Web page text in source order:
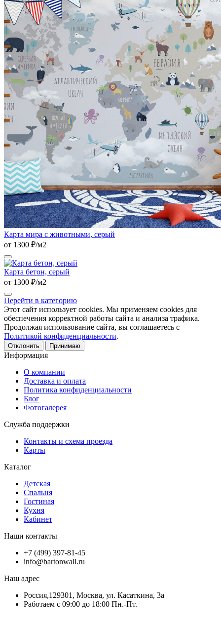
Карта мира с животными, серый
от 1300 ₽/м2
Карта бетон, серый
от 1300 ₽/м2
Перейти в категорию
Этот сайт использует cookies. Мы применяем cookies для
обеспечения корректной работы сайта и анализа трафика.
Продолжая использование сайта, вы соглашаетесь с
Политикой конфиденциальности.
Отклонить Принимаю
Информация
О компании
Доставка и оплата
Политика конфиденциальности
Блог
Фотогалерея
Служба поддержки
Контакты и схема проезда
Карты
Каталог
Детская
Спальня
Гостиная
Кухня
Кабинет
Наши контакты
+7 (499) 397-81-45
info@bartonwall.ru
Наш адрес
Россия,129301, Москва, ул. Касаткина, 3а
Работаем с 09:00 до 18:00 Пн.-Пт.